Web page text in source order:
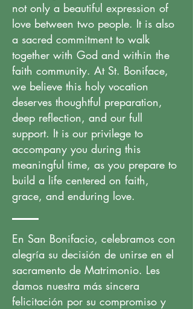
not only a beautiful expression of
love between two people. It is also
a sacred commitment to walk
together with God and within the
faith community. At St. Boniface,
we believe this holy vocation
deserves thoughtful preparation,
deep reflection, and our full
support. It is our privilege to
accompany you during this
meaningful time, as you prepare to
build a life centered on faith,
grace, and enduring love.
En San Bonifacio, celebramos con
alegría su decisión de unirse en el
sacramento de Matrimonio. Les
damos nuestra más sincera
felicitación por su compromiso y